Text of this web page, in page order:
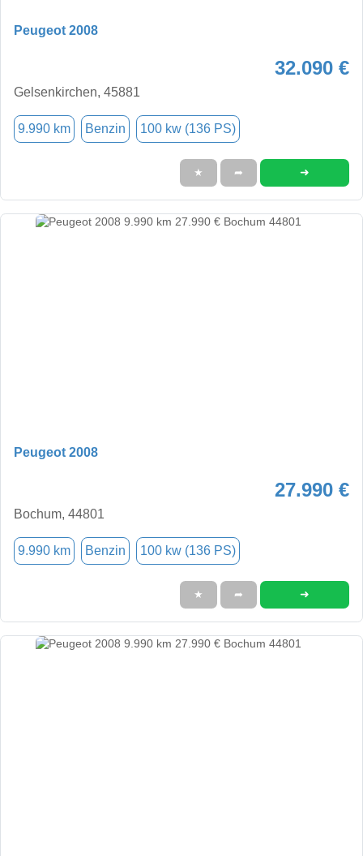
Peugeot 2008
32.090 €
Gelsenkirchen, 45881
9.990 km Benzin 100 kw (136 PS)
★ ➦ ➜
Peugeot 2008
27.990 €
Bochum, 44801
9.990 km Benzin 100 kw (136 PS)
★ ➦ ➜